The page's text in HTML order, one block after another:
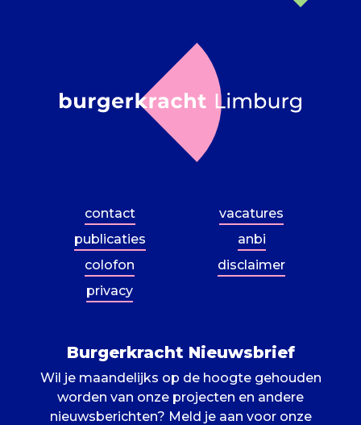
contact
vacatures
publicaties
anbi
colofon
disclaimer
privacy
Burgerkracht Nieuwsbrief
Wil je maandelijks op de hoogte gehouden
worden van onze projecten en andere
nieuwsberichten? Meld je aan voor onze